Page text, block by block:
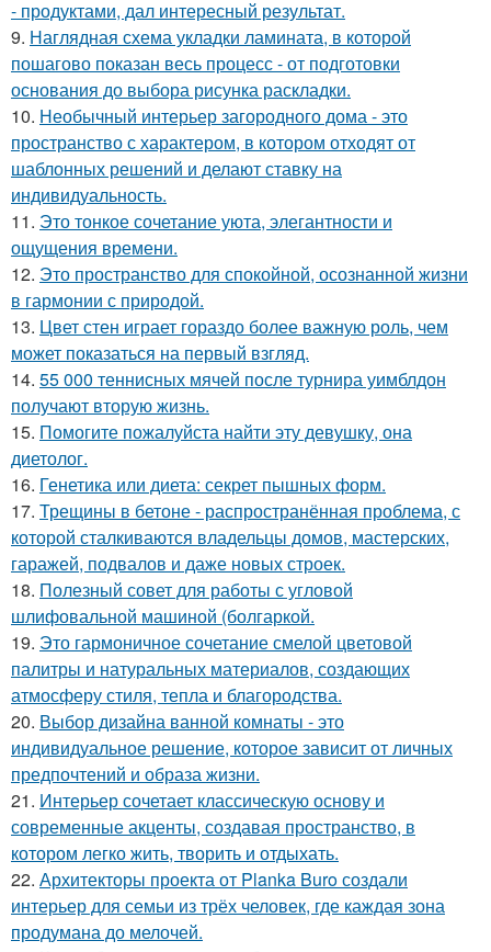
- продуктами, дал интересный результат.
9. Наглядная схема укладки ламината, в которой
пошагово показан весь процесс - от подготовки
основания до выбора рисунка раскладки.
10. Необычный интерьер загородного дома - это
пространство с характером, в котором отходят от
шаблонных решений и делают ставку на
индивидуальность.
11. Это тонкое сочетание уюта, элегантности и
ощущения времени.
12. Это пространство для спокойной, осознанной жизни
в гармонии с природой.
13. Цвет стен играет гораздо более важную роль, чем
может показаться на первый взгляд.
14. 55 000 теннисных мячей после турнира уимблдон
получают вторую жизнь.
15. Помогите пожалуйста найти эту девушку, она
диетолог.
16. Генетика или диета: секрет пышных форм.
17. Трещины в бетоне - распространённая проблема, с
которой сталкиваются владельцы домов, мастерских,
гаражей, подвалов и даже новых строек.
18. Полезный совет для работы с угловой
шлифовальной машиной (болгаркой.
19. Это гармоничное сочетание смелой цветовой
палитры и натуральных материалов, создающих
атмосферу стиля, тепла и благородства.
20. Выбор дизайна ванной комнаты - это
индивидуальное решение, которое зависит от личных
предпочтений и образа жизни.
21. Интерьер сочетает классическую основу и
современные акценты, создавая пространство, в
котором легко жить, творить и отдыхать.
22. Архитекторы проекта от Planka Buro создали
интерьер для семьи из трёх человек, где каждая зона
продумана до мелочей.